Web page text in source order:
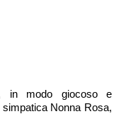
in modo giocoso e
Nonna Rosa,